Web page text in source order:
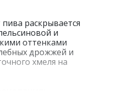
раскрывается
и
оттенками
дрожжей и
хмеля на